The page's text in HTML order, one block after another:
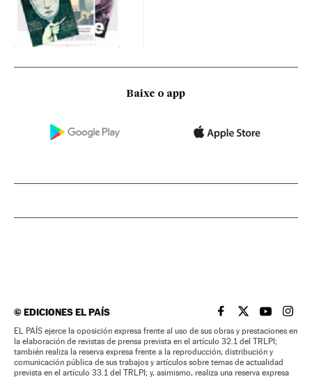
Baixe o app
©EDICIONES EL PAÍS EL PAÍS BRASIL EN
EL PAÍSEL PAÍS
EL
EL PAÍS ejerce la oposición expresa frente al uso de sus obras y prestaciones en
la elaboración de revistas de prensa prevista en el artículo 32.1 del TRLPI;
también realiza la reserva expresa frente a la reproducción, distribución y
comunicación pública de sus trabajos y artículos sobre temas de actualidad
prevista en el artículo 33.1 del TRLPI; y, asimismo, realiza una reserva expresa